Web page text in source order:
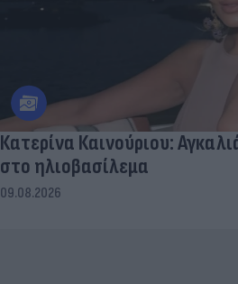
Κατερίνα Καινούριου:
στο ηλιοβασίλεμα
09.08.2026